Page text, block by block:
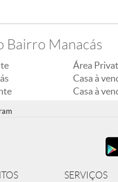
Bairro Manacás
Área
Casa à
Casa à
SERVIÇOS